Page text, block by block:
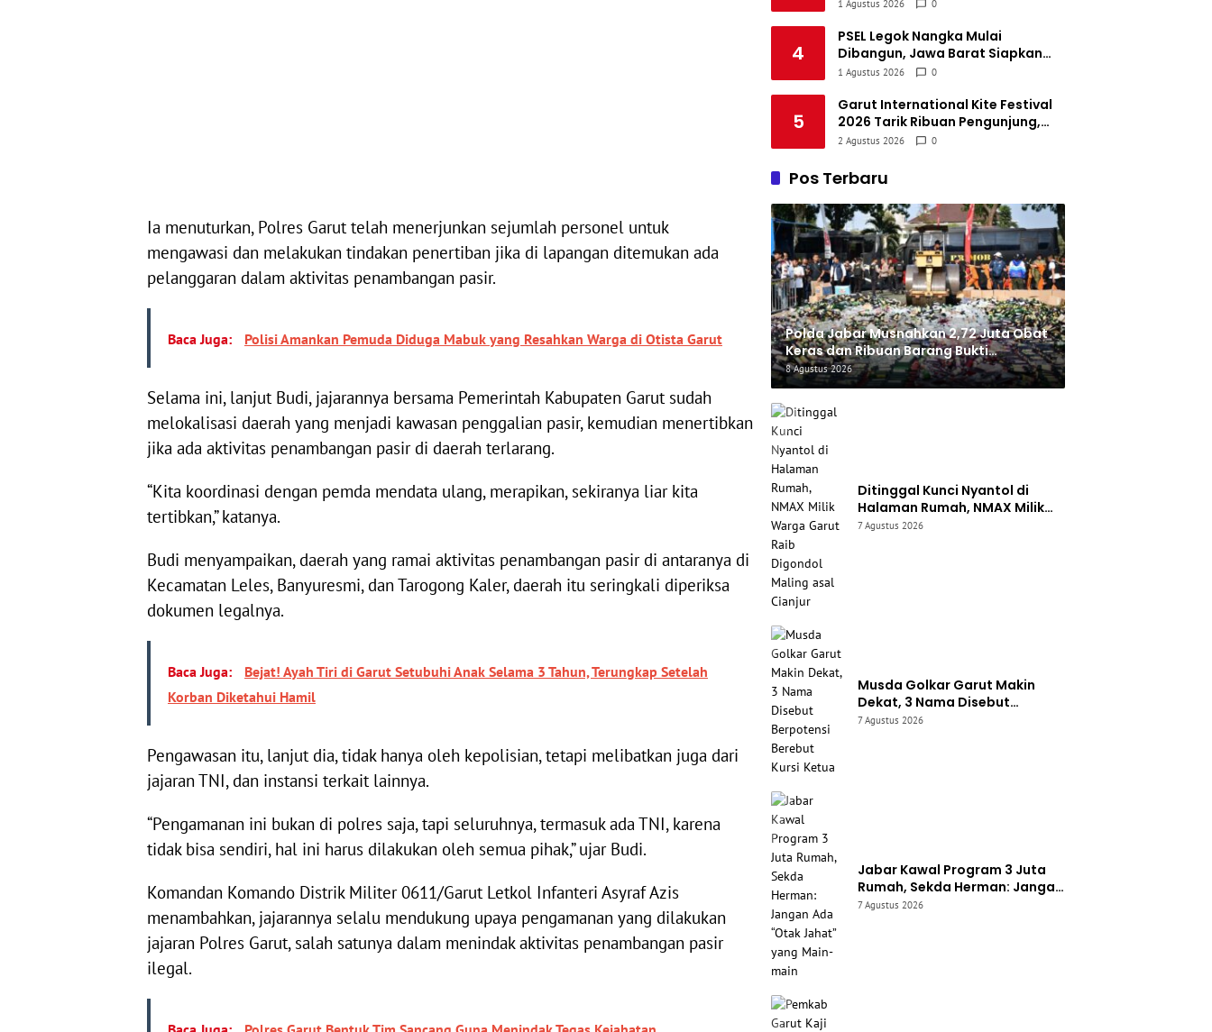
Ia menuturkan, Polres Garut telah menerjunkan sejumlah personel untuk
mengawasi dan melakukan tindakan penertiban jika di lapangan ditemukan ada
pelanggaran dalam aktivitas penambangan pasir.
Baca Juga: Polisi Amankan Pemuda Diduga Mabuk yang Resahkan Warga di Otista Garut
Selama ini, lanjut Budi, jajarannya bersama Pemerintah Kabupaten Garut sudah
melokalisasi daerah yang menjadi kawasan penggalian pasir, kemudian menertibkan
jika ada aktivitas penambangan pasir di daerah terlarang.
“Kita koordinasi dengan pemda mendata ulang, merapikan, sekiranya liar kita
tertibkan,” katanya.
Budi menyampaikan, daerah yang ramai aktivitas penambangan pasir di antaranya di
Kecamatan Leles, Banyuresmi, dan Tarogong Kaler, daerah itu seringkali diperiksa
dokumen legalnya.
Baca Juga:
Bejat! Ayah Tiri di Garut Setubuhi Anak Selama 3 Tahun, Terungkap Setelah
Korban Diketahui Hamil
Pengawasan itu, lanjut dia, tidak hanya oleh kepolisian, tetapi melibatkan juga dari
jajaran TNI, dan instansi terkait lainnya.
“Pengamanan ini bukan di polres saja, tapi seluruhnya, termasuk ada TNI, karena
tidak bisa sendiri, hal ini harus dilakukan oleh semua pihak,” ujar Budi.
Komandan Komando Distrik Militer 0611/Garut Letkol Infanteri Asyraf Azis
menambahkan, jajarannya selalu mendukung upaya pengamanan yang dilakukan
jajaran Polres Garut, salah satunya dalam menindak aktivitas penambangan pasir
ilegal.
Keagamaan
1 Agustus 2026 0
4
PSEL Legok Nangka Mulai
Dibangun, Jawa Barat Siapkan
Pengolahan 2.131 Ton Sampah per
1 Agustus 2026 0
5
Garut International Kite Festival
2026 Tarik Ribuan Pengunjung,
Bupati Syakur: Garut Makin
2 Agustus 2026 0
Pos Terbaru
Polda Jabar Musnahkan 2,72 Juta Obat
Keras dan Ribuan Barang Bukti
Kejahatan
8 Agustus 2026
Ditinggal Kunci Nyantol di
Halaman Rumah, NMAX Milik
Warga Garut Raib Digondol
7 Agustus 2026
Musda Golkar Garut Makin
Dekat, 3 Nama Disebut
Berpotensi Berebut Kursi Ketua
7 Agustus 2026
Jabar Kawal Program 3 Juta
Rumah, Sekda Herman: Jangan
Ada “Otak Jahat” yang Main-
7 Agustus 2026